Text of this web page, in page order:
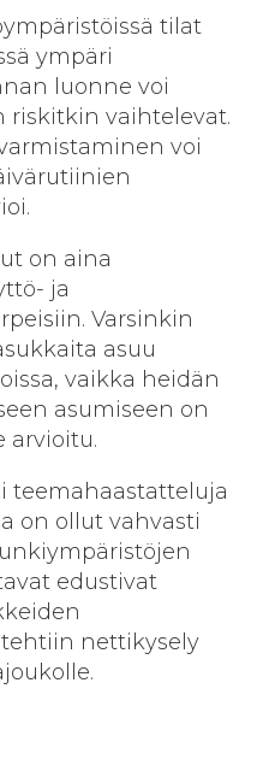
tilat
ympäri
luonne voi
riskitkin vaihtelevat.
voi
on aina
ja
Varsinkin
asuu
vaikka heidän
asumiseen on
arvioitu.
teemahaastatteluja
on ollut vahvasti
edustivat
nettikysely